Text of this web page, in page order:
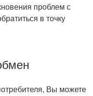
проблем с
в точку
Вы можете